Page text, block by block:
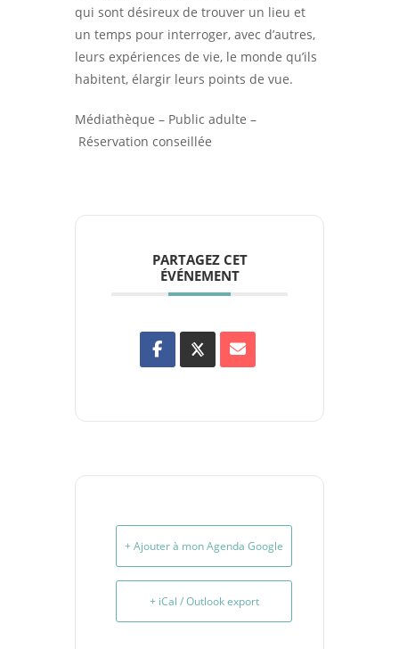
qui sont désireux de trouver un lieu et
un temps pour interroger, avec d’autres,
leurs expériences de vie, le monde qu’ils
habitent, élargir leurs points de vue.
Médiathèque – Public adulte –
Réservation conseillée
PARTAGEZ CET
ÉVÉNEMENT
+ Ajouter à mon Agenda Google
+ iCal / Outlook export